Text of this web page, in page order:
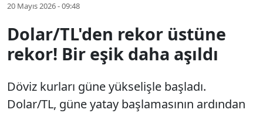
20 Mayıs 2026 - 09:48
Dolar/TL'den rekor üstüne
rekor! Bir eşik daha aşıldı
Döviz kurları güne yükselişle başladı.
Dolar/TL, güne yatay başlamasının ardından